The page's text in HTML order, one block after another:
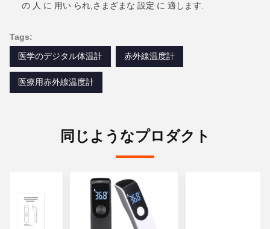
の 人 に 用い られ,さまざまな 設定 に 適します.
Tags:
医学のデジタル体温計
赤外線温度計
医療用赤外線温度計
同じようなプロダクト